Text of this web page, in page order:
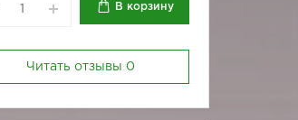
В корзину
Читать отзывы 0